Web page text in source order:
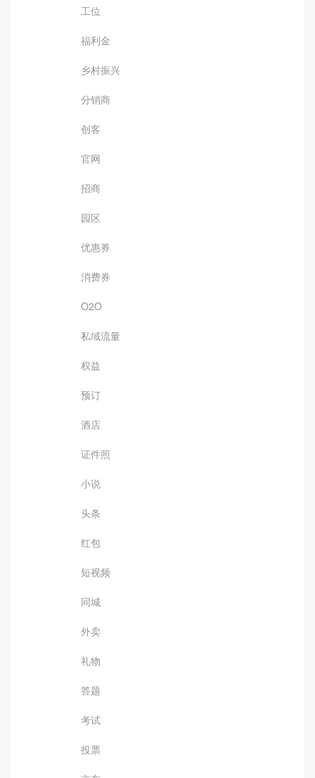
工位
福利金
乡村振兴
分销商
创客
官网
招商
园区
优惠券
消费券
O2O
私域流量
权益
预订
酒店
证件照
小说
头条
红包
短视频
同城
外卖
礼物
答题
考试
投票